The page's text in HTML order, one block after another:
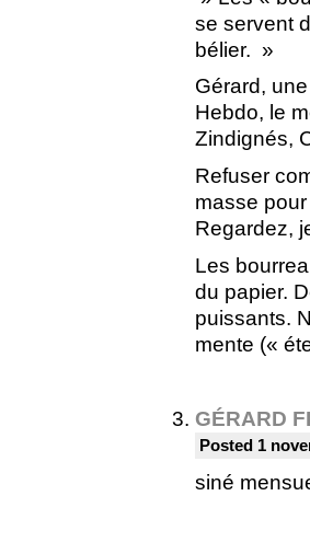
se servent
bélier. »
Gérard,
Hebdo, le
Zindignés,
Refuser
masse
Regardez,
Les
du papier.
puissants.
mente («
GÉRARD
Posted 1
siné